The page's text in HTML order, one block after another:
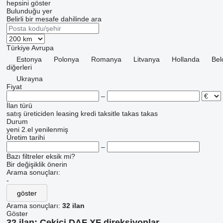
hepsini göster
Bulunduğu yer
Belirli bir mesafe dahilinde ara
Türkiye Avrupa
Estonya
Polonya Romanya Litvanya Hollanda
diğerleri
Ukrayna
Fiyat
–
İlan türü
satış üreticiden leasing kredi taksitle takas takas
Durum
yeni 2.el yenilenmiş
Üretim tarihi
–
Bazı filtreler eksik mi?
Bir değişiklik önerin
Arama sonuçları:
-
göster
Arama sonuçları: 32 ilan
Göster